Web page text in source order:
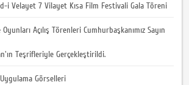
i Velayet 7 Vilayet Kısa Film Festivali Gala Töreni
Oyunları Açılış Törenleri Cumhurbaşkanımız Sayın
Teşrifleriyle Gerçekleştirildi.
Görselleri